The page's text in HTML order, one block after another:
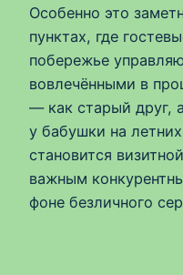
Особенно это
пунктах, где
побережье
вовлечёнными в
— как старый друг,
у бабушки на
становится
важным
фоне безличного